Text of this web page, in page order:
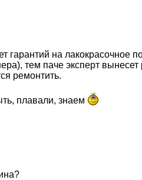
на лакокрасочное
тем паче эксперт
ремонтить.
плавали, знаем